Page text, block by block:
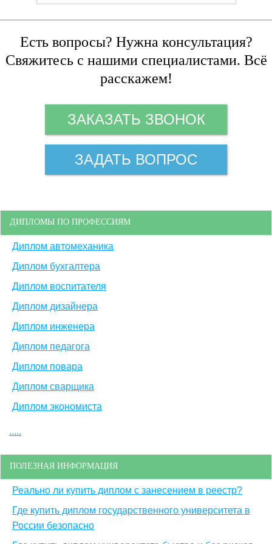
Есть вопросы? Нужна консультация?
Свяжитесь с нашими специалистами. Всё
расскажем!
ЗАКАЗАТЬ ЗВОНОК
ЗАДАТЬ ВОПРОС
ДИПЛОМЫ ПО ПРОФЕССИЯМ
Диплом автомеханика
Диплом бухгалтера
Диплом воспитателя
Диплом дизайнера
Диплом инженера
Диплом педагога
Диплом повара
Диплом сварщика
Диплом экономиста
.....
ПОЛЕЗНАЯ ИНФОРМАЦИЯ
Реально ли купить диплом с занесением в реестр?
Где купить диплом государственного университета в
России безопасно